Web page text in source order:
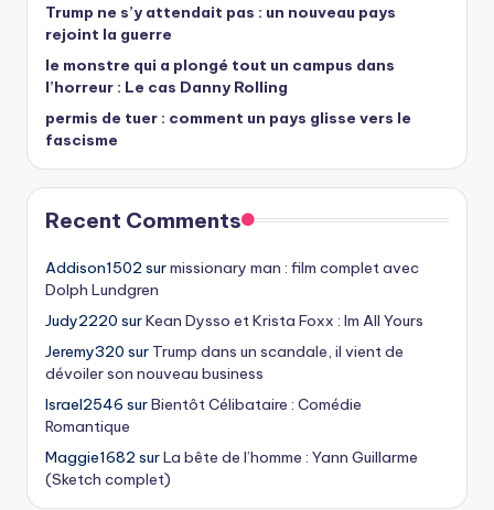
Trump ne s’y attendait pas : un nouveau pays
rejoint la guerre
le monstre qui a plongé tout un campus dans
l’horreur : Le cas Danny Rolling
permis de tuer : comment un pays glisse vers le
fascisme
Recent Comments
Addison1502 surmissionary man : film complet avec
Dolph Lundgren
Judy2220 surKean Dysso et Krista Foxx : Im All Yours
Jeremy320 sur Trump dans un scandale, il vient de
dévoiler son nouveau business
Israel2546 surBientôt Célibataire : Comédie
Romantique
Maggie1682 surLa bête de l’homme : Yann Guillarme
(Sketch complet)